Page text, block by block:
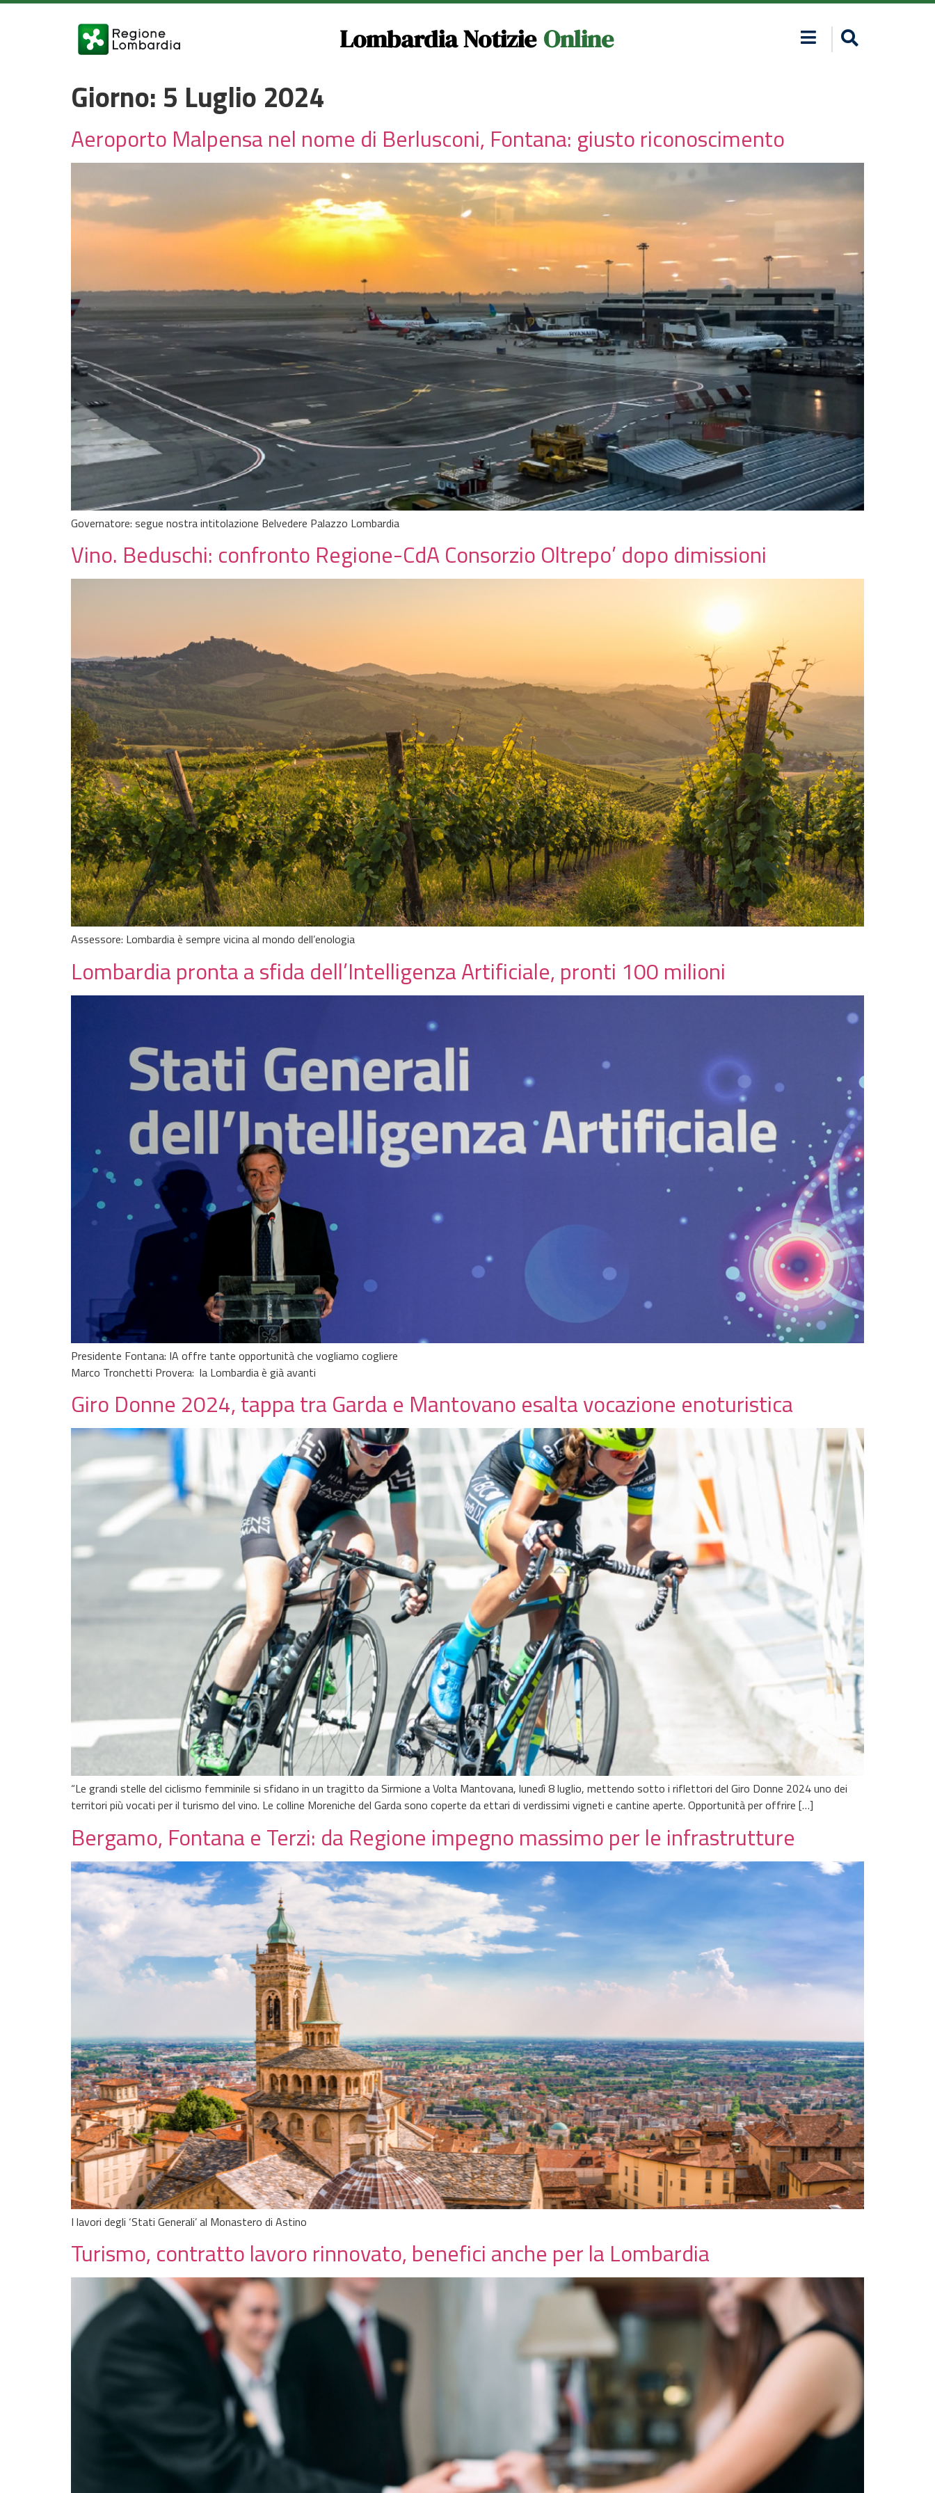
Lombardia Notizie Online
Giorno: 5 Luglio 2024
Aeroporto Malpensa nel nome di Berlusconi, Fontana: giusto riconoscimento
Governatore: segue nostra intitolazione Belvedere Palazzo Lombardia
Vino. Beduschi: confronto Regione-CdA Consorzio Oltrepo’ dopo dimissioni
Assessore: Lombardia è sempre vicina al mondo dell’enologia
Lombardia pronta a sfida dell’Intelligenza Artificiale, pronti 100 milioni
Presidente Fontana: IA offre tante opportunità che vogliamo cogliere
Marco Tronchetti Provera: la Lombardia è già avanti
Giro Donne 2024, tappa tra Garda e Mantovano esalta vocazione enoturistica
“Le grandi stelle del ciclismo femminile si sfidano in un tragitto da Sirmione a Volta Mantovana, lunedì 8 luglio, mettendo sotto i riflettori del Giro Donne 2024 uno dei
territori più vocati per il turismo del vino. Le colline Moreniche del Garda sono coperte da ettari di verdissimi vigneti e cantine aperte. Opportunità per offrire […]
Bergamo, Fontana e Terzi: da Regione impegno massimo per le infrastrutture
I lavori degli ‘Stati Generali’ al Monastero di Astino
Turismo, contratto lavoro rinnovato, benefici anche per la Lombardia